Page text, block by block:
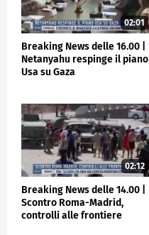
02:01
Breaking News delle 16.00 |
Netanyahu respinge il piano
Usa su Gaza
02:12
Breaking News delle 14.00 |
Scontro Roma-Madrid,
controlli alle frontiere